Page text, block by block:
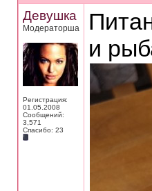
Девушка
Модераторша
Регистрация:
01.05.2008
Сообщений:
3,571
Спасибо: 23
и